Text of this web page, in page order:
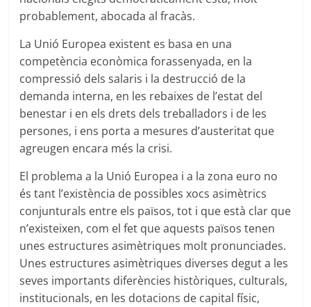
probablement, abocada al fracàs.
La Unió Europea existent es basa en una
competència econòmica forassenyada, en la
compressió dels salaris i la destrucció de la
demanda interna, en les rebaixes de l’estat del
benestar i en els drets dels treballadors i de les
persones, i ens porta a mesures d’austeritat que
agreugen encara més la crisi.
El problema a la Unió Europea i a la zona euro no
és tant l’existència de possibles xocs asimètrics
conjunturals entre els països, tot i que està clar que
n’existeixen, com el fet que aquests països tenen
unes estructures asimètriques molt pronunciades.
Unes estructures asimètriques diverses degut a les
seves importants diferències històriques, culturals,
institucionals, en les dotacions de capital físic,